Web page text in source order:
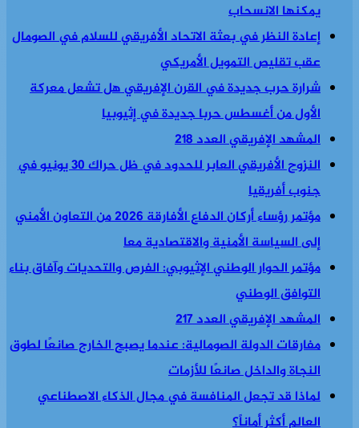
يمكنها الانسحاب
إعادة النظر في بعثة الاتحاد الأفريقي للسلام في الصومال
عقب تقليص التمويل الأمريكي
شرارة حرب جديدة في القرن الإفريقي هل تشعل معركة
الأول من أغسطس حربا جديدة في إثيوبيا
المشهد الإفريقي العدد 218
النزوح الأفريقي العابر للحدود في ظل حراك 30 يونيو في
جنوب أفريقيا
مؤتمر رؤساء أركان الدفاع الأفارقة 2026 من التعاون الأمني
إلى السياسة الأمنية والاقتصادية معا
مؤتمر الحوار الوطني الإثيوبي: الفرص والتحديات وآفاق بناء
التوافق الوطني
المشهد الإفريقي العدد 217
مفارقات الدولة الصومالية: عندما يصبح الخارج صانعًا لطوق
النجاة والداخل صانعًا للأزمات
لماذا قد تجعل المنافسة في مجال الذكاء الاصطناعي
العالم أكثر أماناً؟